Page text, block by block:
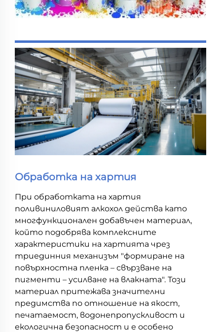
Обработка на хартия
При обработката на хартия
поливиниловият алкохол действа като
многфункционален добавъчен материал,
който подобрява комплексните
характеристики на хартията чрез
триединния механизъм "формиране на
повърхностна пленка – свързване на
пигменти – усилване на влакната". Този
материал притежава значителни
предимства по отношение на якост,
печатаемост, водонепропускливост и
екологична безопасност и е особено